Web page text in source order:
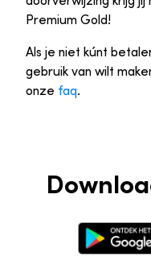
Premium Gold!
Als je niet kúnt
gebruik van wilt
onze faq.